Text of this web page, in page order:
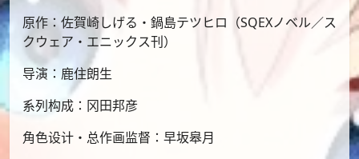
原作：佐賀崎しげる・鍋島テツヒロ（SQEXノベル／ス
クウェア・エニックス刊）
导演：鹿住朗生
系列构成：冈田邦彦
角色设计・总作画监督：早坂皋月